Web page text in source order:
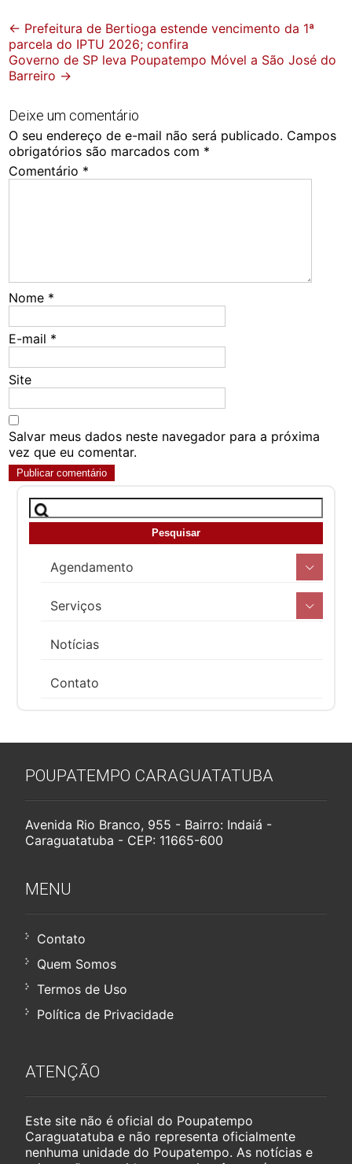
Post
navigation
← Prefeitura de Bertioga estende vencimento da 1ª
parcela do IPTU 2026; confira
Governo de SP leva Poupatempo Móvel a São José do
Barreiro →
Deixe um comentário
O seu endereço de e-mail não será publicado. Campos
obrigatórios são marcados com *
Comentário *
Nome *
E-mail *
Site
Salvar meus dados neste navegador para a próxima
vez que eu comentar.
Agendamento
Serviços
Notícias
Contato
POUPATEMPO CARAGUATATUBA
Avenida Rio Branco, 955 - Bairro: Indaiá -
Caraguatatuba - CEP: 11665-600
MENU
Contato
Quem Somos
Termos de Uso
Política de Privacidade
ATENÇÃO
Este site não é oficial do Poupatempo
Caraguatatuba e não representa oficialmente
nenhuma unidade do Poupatempo. As notícias e